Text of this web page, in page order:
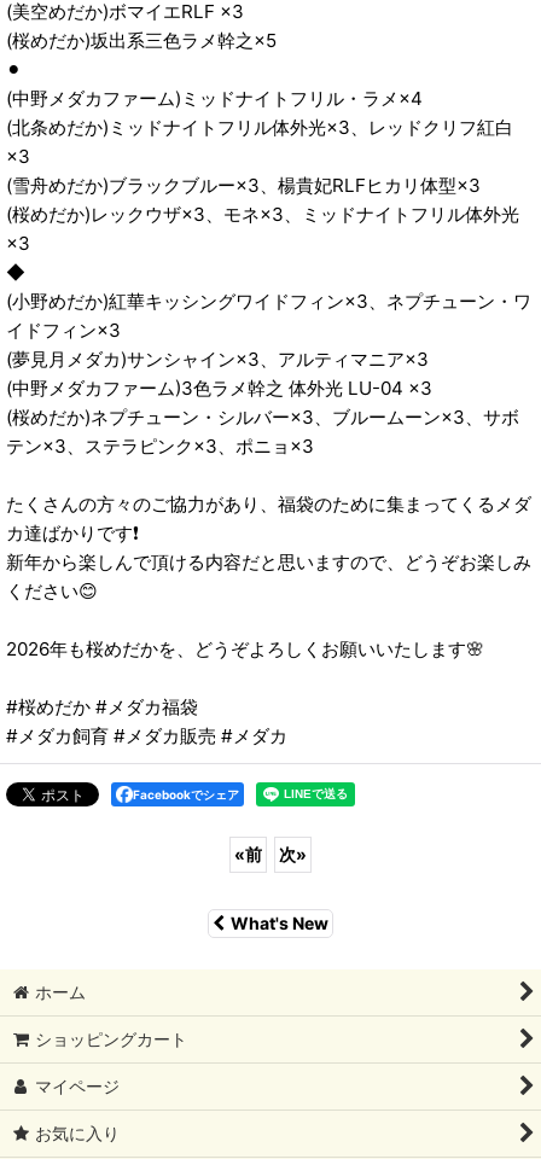
(美空めだか)ボマイエRLF ×3
(桜めだか)坂出系三色ラメ幹之×5
⚫︎
(中野メダカファーム)ミッドナイトフリル・ラメ×4
(北条めだか)ミッドナイトフリル体外光×3、レッドクリフ紅白
×3
(雪舟めだか)ブラックブルー×3、楊貴妃RLFヒカリ体型×3
(桜めだか)レックウザ×3、モネ×3、ミッドナイトフリル体外光
×3
◆
(小野めだか)紅華キッシングワイドフィン×3、ネプチューン・ワ
イドフィン×3
(夢見月メダカ)サンシャイン×3、アルティマニア×3
(中野メダカファーム)3色ラメ幹之 体外光 LU-04 ×3
(桜めだか)ネプチューン・シルバー×3、ブルームーン×3、サボ
テン×3、ステラピンク×3、ポニョ×3
たくさんの方々のご協力があり、福袋のために集まってくるメダ
カ達ばかりです❗️
新年から楽しんで頂ける内容だと思いますので、どうぞお楽しみ
ください😊
2026年も桜めだかを、どうぞよろしくお願いいたします🌸
#桜めだか #メダカ福袋
#メダカ飼育 #メダカ販売 #メダカ
Facebookでシェア
«前 次»
What's New
ホーム
ショッピングカート
マイページ
お気に入り